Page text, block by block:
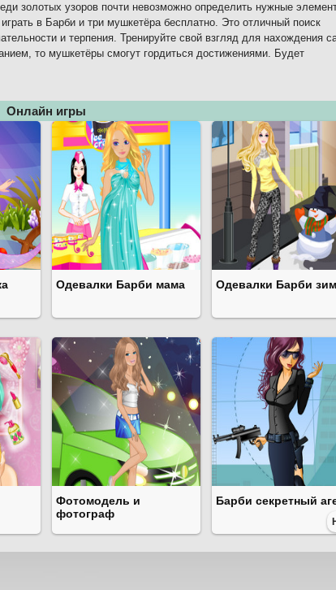
золотых узоров почти невозможно определить нужные
в Барби и три мушкетёра бесплатно. Это отличный поиск
и терпения. Тренируйте свой взгляд для нахождения
то мушкетёры смогут гордиться достижениями. Будет
Онлайн игры
Одевалки Барби мама Одевалки Барби
Фотомодель и
фотограф
Барби секретный